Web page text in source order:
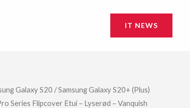
IT NEWS
Galaxy S20 / Samsung Galaxy S20+ (Plus)
Series Flipcover Etui – Lyserød – Vanquish